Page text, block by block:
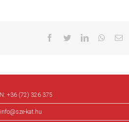
Facebook
TwitterLinkedIn
+36 (72) 326 375
info@sze-kat.hu